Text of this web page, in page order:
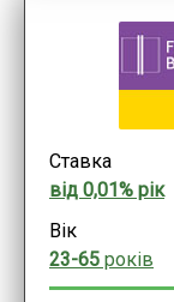
Ставка
від 0,01% рік
Вік
23-65 років